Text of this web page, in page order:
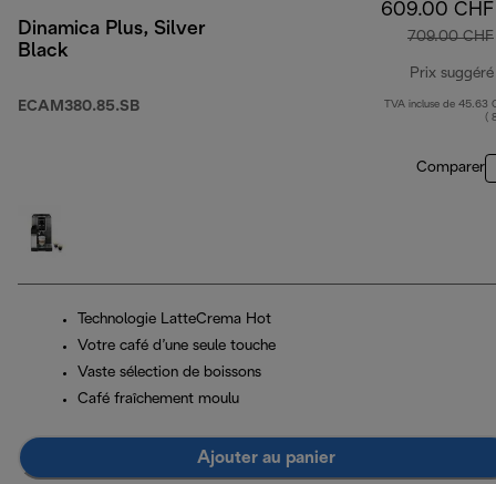
Dinamica Plus, Silver
Black
ECAM380.85.SB
609.00 CHF
709.00 CHF
Prix suggéré
TVA incluse de 45.63
(
Comparer
Technologie LatteCrema Hot
Votre café d’une seule touche
Vaste sélection de boissons
Café fraîchement moulu
Ajouter au panier